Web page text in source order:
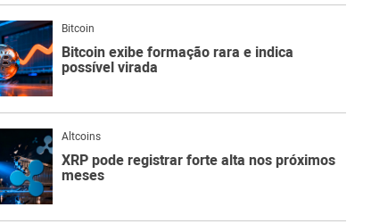
Bitcoin
Bitcoin exibe formação rara e indica
possível virada
Altcoins
XRP pode registrar forte alta nos próximos
meses